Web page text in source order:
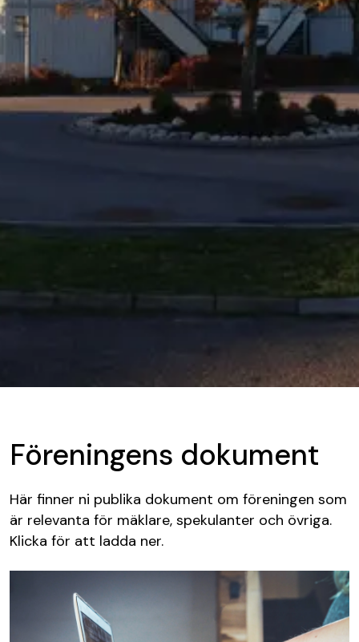
Föreningens dokument
Här finner ni publika dokument om föreningen som
är relevanta för mäklare, spekulanter och övriga.
Klicka för att ladda ner.